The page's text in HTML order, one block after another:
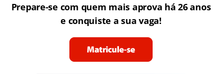
Prepare-se com quem mais aprova há 26 anos
e conquiste a sua vaga!